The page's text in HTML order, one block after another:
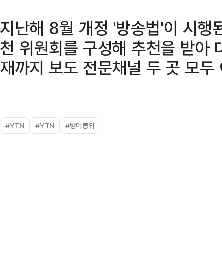
지난해 8월 개정 '방송법'이 시행
천 위원회를 구성해 추천을 받아
재까지 보도 전문채널 두 곳 모
#YTN #YTN #방미통위